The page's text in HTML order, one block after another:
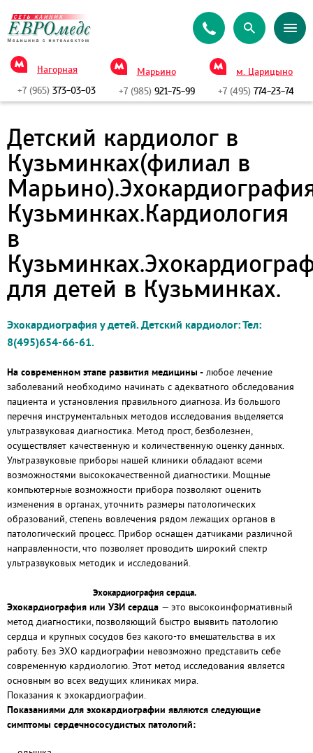
Нагорная
+7 (965) 373-03-03
Марьино
+7 (985)921-75-99
м. Царицыно
+7 (495) 774-23-74
Детский кардиолог в
Кузьминках(филиал в
Кузьминках.Кардиология
в
для детей в Кузьминках.
Эхокардиография у детей. Детский кардиолог: Тел:
8(495)654-66-61.
На современном этапе развития медицины - любое лечение
заболеваний необходимо начинать с адекватного обследования
пациента и установления правильного диагноза. Из большого
перечня инструментальных методов исследования выделяется
ультразвуковая диагностика. Метод прост, безболезнен,
осуществляет качественную и количественную оценку данных.
Ультразвуковые приборы нашей клиники обладают всеми
возможностями высококачественной диагностики. Мощные
компьютерные возможности прибора позволяют оценить
изменения в органах, уточнить размеры патологических
образований, степень вовлечения рядом лежащих органов в
патологический процесс. Прибор оснащен датчиками различной
направленности, что позволяет проводить широкий спектр
ультразвуковых методик и исследований.
Эхокардиография сердца.
Эхокардиография или УЗИ сердца — это высокоинформативный
метод диагностики, позволяющий быстро выявить патологию
сердца и крупных сосудов без какого-то вмешательства в их
работу. Без ЭХО кардиографии невозможно представить себе
современную кардиологию. Этот метод исследования является
основным во всех ведущих клиниках мира.
Показания к эхокардиографии.
Показаниями для эхокардиографии являются следующие
симптомы сердечнососудистых патологий: